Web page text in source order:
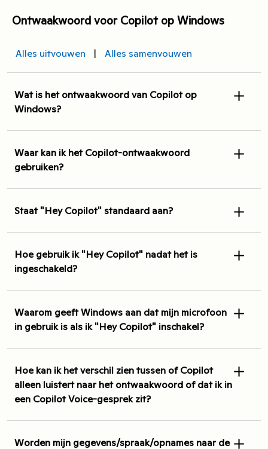
Ontwaakwoord voor Copilot op Windows
Alles uitvouwen | Alles samenvouwen
Wat is het ontwaakwoord van Copilot op
Windows?
Waar kan ik het Copilot-ontwaakwoord
gebruiken?
Staat "Hey Copilot" standaard aan?
Hoe gebruik ik "Hey Copilot" nadat het is
ingeschakeld?
Waarom geeft Windows aan dat mijn microfoon
in gebruik is als ik "Hey Copilot" inschakel?
Hoe kan ik het verschil zien tussen of Copilot
alleen luistert naar het ontwaakwoord of dat ik in
een Copilot Voice-gesprek zit?
Worden mijn gegevens/spraak/opnames naar de